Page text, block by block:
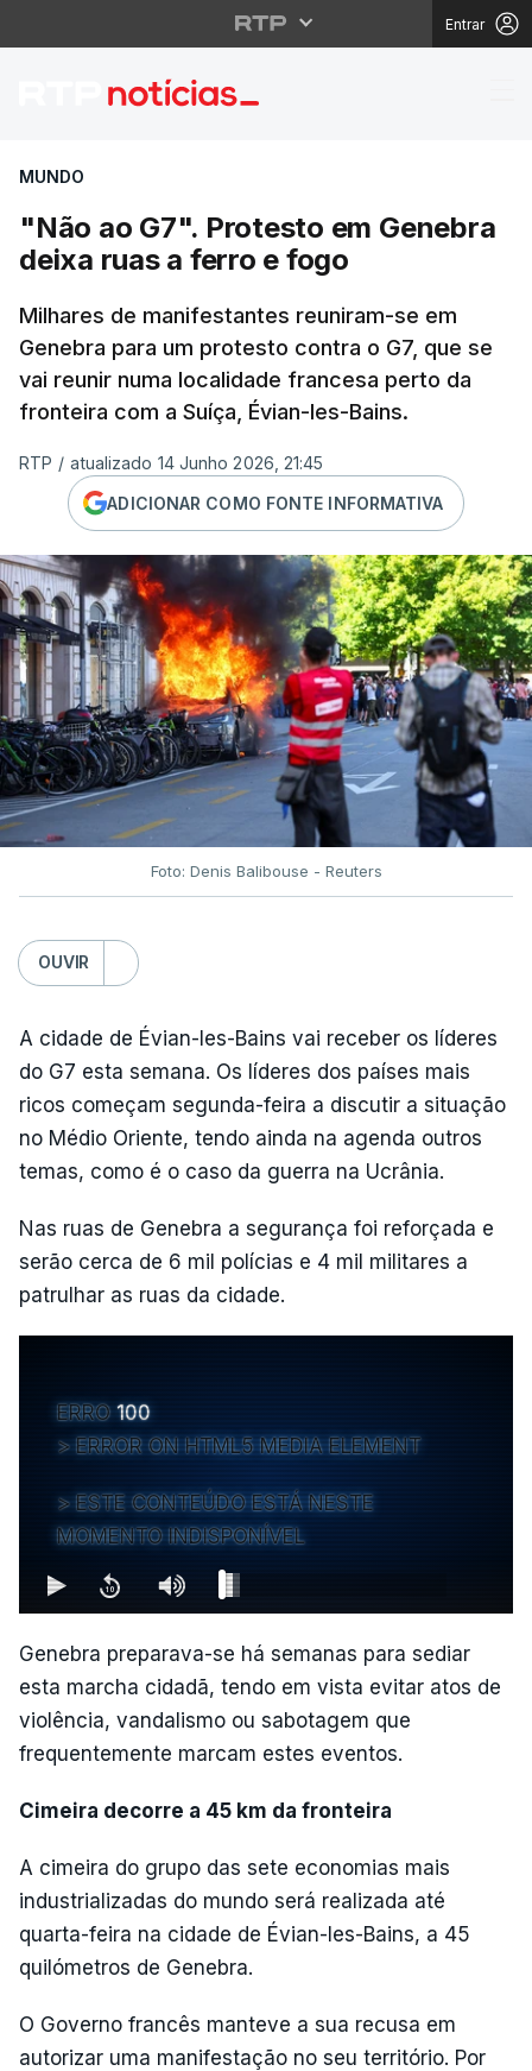
Entrar
"Não ao G7".
MUNDO
"Não ao G7". Protesto em Genebra
deixa ruas a ferro e fogo
Milhares de manifestantes reuniram-se em
Genebra para um protesto contra o G7, que se
vai reunir numa localidade francesa perto da
fronteira com a Suíça, Évian-les-Bains.
RTP / atualizado 14 Junho 2026, 21:45
ADICIONAR COMO FONTE INFORMATIVA
Foto: Denis Balibouse - Reuters
OUVIR
A cidade de Évian-les-Bains vai receber os líderes
do G7 esta semana. Os líderes dos países mais
ricos começam segunda-feira a discutir a situação
no Médio Oriente, tendo ainda na agenda outros
temas, como é o caso da guerra na Ucrânia.
Nas ruas de Genebra a segurança foi reforçada e
serão cerca de 6 mil polícias e 4 mil militares a
patrulhar as ruas da cidade.
ERRO 100
ERROR ON HTML5 MEDIA ELEMENT
ESTE CONTEÚDO ESTÁ NESTE
MOMENTO INDISPONÍVEL
Genebra preparava-se há semanas para sediar
esta marcha cidadã, tendo em vista evitar atos de
violência, vandalismo ou sabotagem que
frequentemente marcam estes eventos.
Cimeira decorre a 45 km da fronteira
A cimeira do grupo das sete economias mais
industrializadas do mundo será realizada até
quarta-feira na cidade de Évian-les-Bains, a 45
quilómetros de Genebra.
O Governo francês manteve a sua recusa em
autorizar uma manifestação no seu território. Por